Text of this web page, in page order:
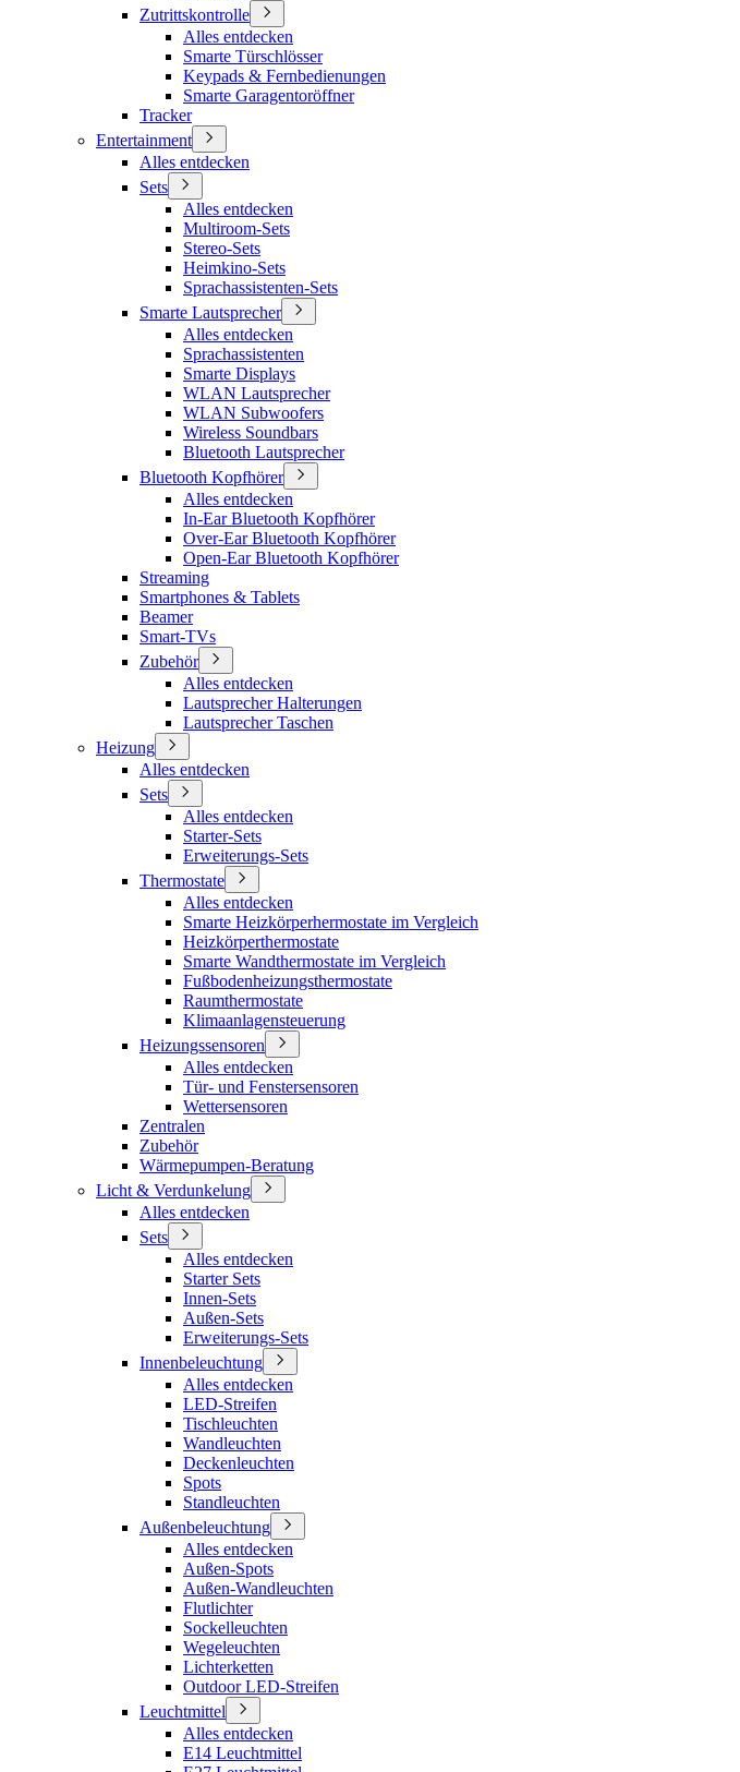
Zutrittskontrolle
Alles entdecken
Smarte Türschlösser
Keypads & Fernbedienungen
Smarte Garagentoröffner
Tracker
Entertainment
Alles entdecken
Sets
Alles entdecken
Multiroom-Sets
Stereo-Sets
Heimkino-Sets
Sprachassistenten-Sets
Smarte Lautsprecher
Alles entdecken
Sprachassistenten
Smarte Displays
WLAN Lautsprecher
WLAN Subwoofers
Wireless Soundbars
Bluetooth Lautsprecher
Bluetooth Kopfhörer
Alles entdecken
In-Ear Bluetooth Kopfhörer
Over-Ear Bluetooth Kopfhörer
Open-Ear Bluetooth Kopfhörer
Streaming
Smartphones & Tablets
Beamer
Smart-TVs
Zubehör
Alles entdecken
Lautsprecher Halterungen
Lautsprecher Taschen
Heizung
Alles entdecken
Sets
Alles entdecken
Starter-Sets
Erweiterungs-Sets
Thermostate
Alles entdecken
Smarte Heizkörperhermostate im Vergleich
Heizkörperthermostate
Smarte Wandthermostate im Vergleich
Fußbodenheizungsthermostate
Raumthermostate
Klimaanlagensteuerung
Heizungssensoren
Alles entdecken
Tür- und Fenstersensoren
Wettersensoren
Zentralen
Zubehör
Wärmepumpen-Beratung
Licht & Verdunkelung
Alles entdecken
Sets
Alles entdecken
Starter Sets
Innen-Sets
Außen-Sets
Erweiterungs-Sets
Innenbeleuchtung
Alles entdecken
LED-Streifen
Tischleuchten
Wandleuchten
Deckenleuchten
Spots
Standleuchten
Außenbeleuchtung
Alles entdecken
Außen-Spots
Außen-Wandleuchten
Flutlichter
Sockelleuchten
Wegeleuchten
Lichterketten
Outdoor LED-Streifen
Leuchtmittel
Alles entdecken
E14 Leuchtmittel